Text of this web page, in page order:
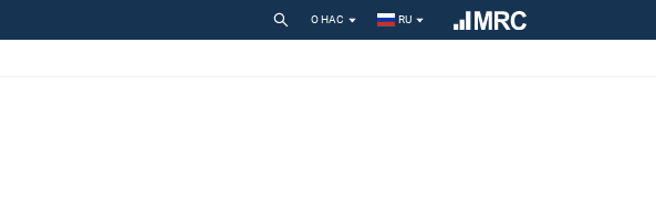
О НАС RU